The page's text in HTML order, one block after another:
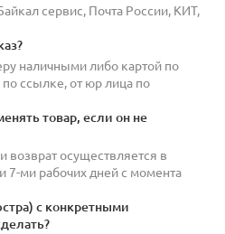
сервис, Почта России, КИТ,
наличными либо картой по
ссылке, от юр лица по
товар, если он не
осуществляется в
7-ми рабочих дней с момента
с конкретными